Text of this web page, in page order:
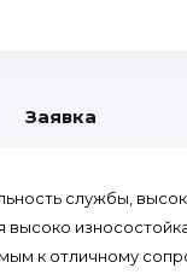
Заявка
службы,
высоко
к отличному